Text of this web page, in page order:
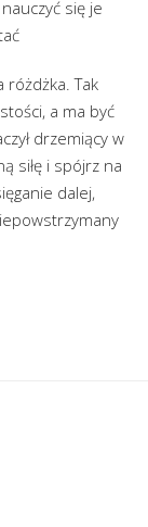
się je
różdżka. Tak
a ma być
drzemiący w
siłę i spójrz na
dalej,